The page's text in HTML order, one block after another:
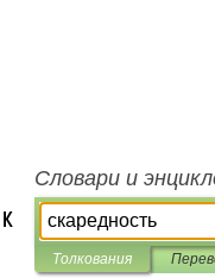
Словари и
Толкования